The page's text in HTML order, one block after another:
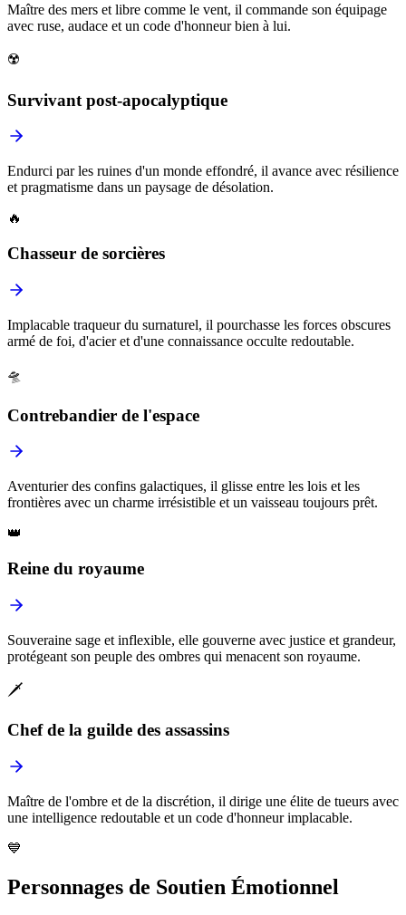
Maître des mers et libre comme le vent, il commande son équipage
avec ruse, audace et un code d'honneur bien à lui.
☢️
Survivant post-apocalyptique
Endurci par les ruines d'un monde effondré, il avance avec résilience
et pragmatisme dans un paysage de désolation.
🔥
Chasseur de sorcières
Implacable traqueur du surnaturel, il pourchasse les forces obscures
armé de foi, d'acier et d'une connaissance occulte redoutable.
🛸
Contrebandier de l'espace
Aventurier des confins galactiques, il glisse entre les lois et les
frontières avec un charme irrésistible et un vaisseau toujours prêt.
👑
Reine du royaume
Souveraine sage et inflexible, elle gouverne avec justice et grandeur,
protégeant son peuple des ombres qui menacent son royaume.
🗡️
Chef de la guilde des assassins
Maître de l'ombre et de la discrétion, il dirige une élite de tueurs avec
une intelligence redoutable et un code d'honneur implacable.
💙
Personnages de Soutien Émotionnel